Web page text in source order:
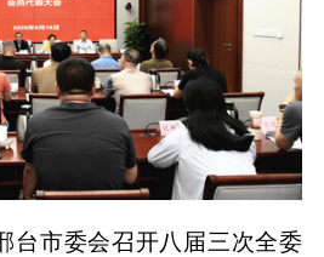
台市委会召开八届三次全委